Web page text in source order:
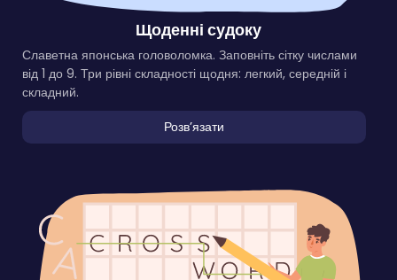
Щоденні судоку
Славетна японська головоломка. Заповніть сітку числами
від 1 до 9. Три рівні складності щодня: легкий, середній і
складний.
Розвʼязати